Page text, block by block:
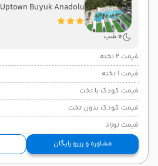
Uptown Buyuk Anadolu
0 شب
قیمت 2 تخته
قیمت 1 تخته
قیمت کودک با تخت
قیمت کودک بدون تخت
قیمت نوزاد
مشاوره و رزرو رایگان